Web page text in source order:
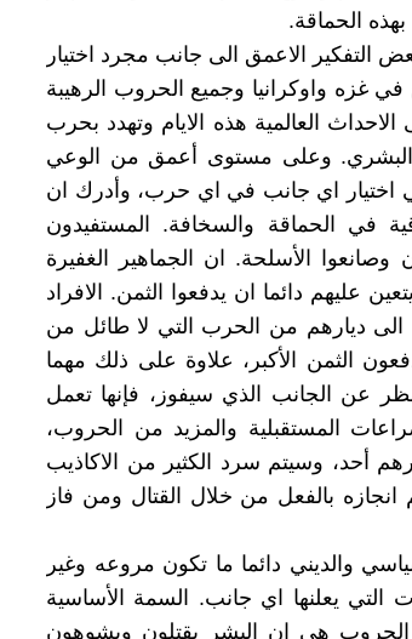
الحماقة.
التفكير الاعمق الى جانب مجرد اختيار
في غزه واوكرانيا وجميع الحروب الرهيبة
الاحداث العالمية هذه الايام وتهدد بحرب
البشري. وعلى مستوى أعمق من الوعي
في اختيار اي جانب في اي حرب، وأدرك ان
في الحماقة والسخافة. المستفيدون
وصانعوا الأسلحة. ان الجماهير الغفيرة
عليهم دائما ان يدفعوا الثمن. الافراد
الى ديارهم من الحرب التي لا طائل من
الثمن الأكبر، علاوة على ذلك مهما
عن الجانب الذي سيفوز، فإنها تعمل
المستقبلية والمزيد من الحروب،
أحد، وسيتم سرد الكثير من الاكاذيب
انجازه بالفعل من خلال القتال ومن فاز
والديني دائما ما تكون مروعه وغير
التي يعلنها اي جانب. السمة الأساسية
الحروب هي ان البشر يقتلون ويشوهون